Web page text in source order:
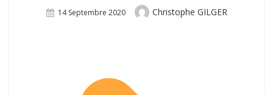
Posted
14 Septembre 2020 Author
Christophe GILGER